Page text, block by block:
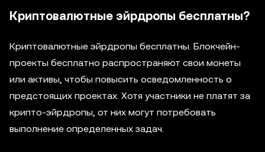
Криптовалютные эйрдропы бесплатны?
Криптовалютные эйрдропы бесплатны. Блокчейн-
проекты бесплатно распространяют свои монеты
или активы, чтобы повысить осведомленность о
предстоящих проектах. Хотя участники не платят за
крипто-эйрдропы, от них могут потребовать
выполнение определенных задач.